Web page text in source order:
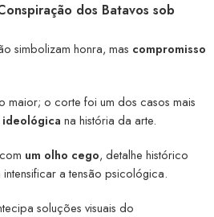
dos Batavos sob
simbolizam honra, mas compromisso
maior; o corte foi um dos casos mais
na história da arte.
um olho cego, detalhe histórico
a tensão psicológica.
soluções visuais do